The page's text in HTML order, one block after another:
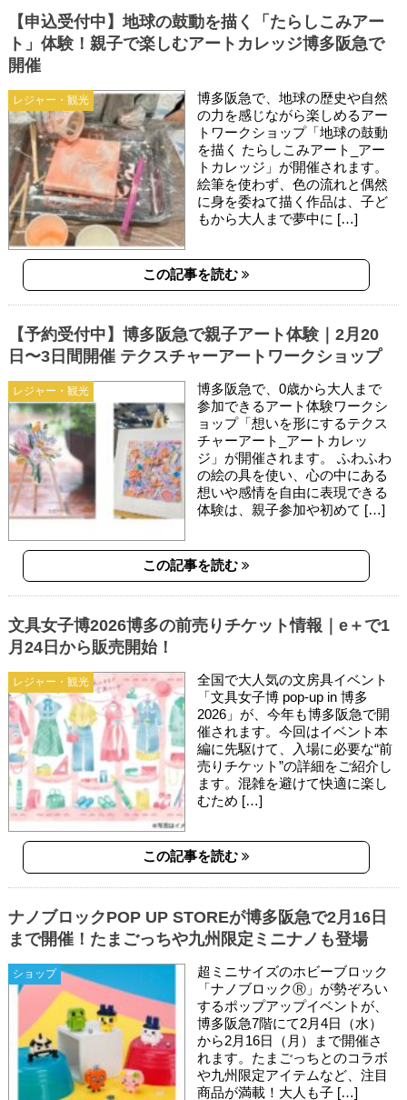
レジャー・観光
【申込受付中】地球の鼓動を描く「たらしこみアー
ト」体験！親子で楽しむアートカレッジ博多阪急で
開催
博多阪急で、地球の歴史や自然
の力を感じながら楽しめるアー
トワークショップ「地球の鼓動
を描く たらしこみアート_アー
トカレッジ」が開催されます。
絵筆を使わず、色の流れと偶然
に身を委ねて描く作品は、子ど
もから大人まで夢中に […]
この記事を読む
レジャー・観光
【予約受付中】博多阪急で親子アート体験｜2月20
日〜3日間開催 テクスチャーアートワークショップ
博多阪急で、0歳から大人まで
参加できるアート体験ワークシ
ョップ「想いを形にするテクス
チャーアート_アートカレッ
ジ」が開催されます。 ふわふわ
の絵の具を使い、心の中にある
想いや感情を自由に表現できる
体験は、親子参加や初めて […]
この記事を読む
レジャー・観光
文具女子博2026博多の前売りチケット情報｜e＋で1
月24日から販売開始！
全国で大人気の文房具イベント
「文具女子博 pop-up in 博多
2026」が、今年も博多阪急で開
催されます。今回はイベント本
編に先駆けて、入場に必要な“前
売りチケット”の詳細をご紹介し
ます。混雑を避けて快適に楽し
むため […]
この記事を読む
ショップ
ナノブロックPOP UP STOREが博多阪急で2月16日
まで開催！たまごっちや九州限定ミニナノも登場
超ミニサイズのホビーブロック
「ナノブロックⓇ」が勢ぞろい
するポップアップイベントが、
博多阪急7階にて2月4日（水）
から2月16日（月）まで開催さ
れます。たまごっちとのコラボ
や九州限定アイテムなど、注目
商品が満載！大人も子 […]